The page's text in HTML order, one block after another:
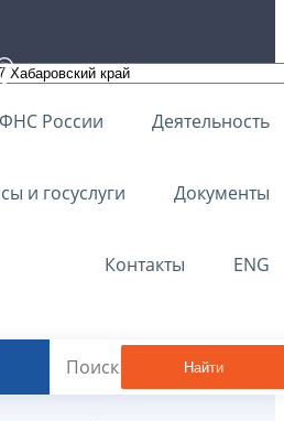
России Деятельность
и госуслуги Документы
Контакты ENG
Найти